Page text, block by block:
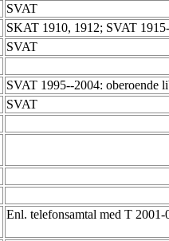
SVAT
SKAT 1910, 1912; SVAT
SVAT
SVAT 1995--2004: oberoende
SVAT
Enl. telefonsamtal med T